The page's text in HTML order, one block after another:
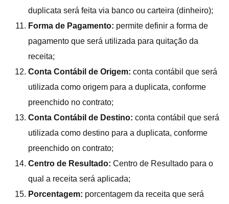
duplicata será feita via banco ou carteira (dinheiro);
Forma de Pagamento: permite definir a forma de
pagamento que será utilizada para quitação da
receita;
Conta Contábil de Origem: conta contábil que será
utilizada como origem para a duplicata, conforme
preenchido no contrato;
Conta Contábil de Destino: conta contábil que será
utilizada como destino para a duplicata, conforme
preenchido on contrato;
Centro de Resultado: Centro de Resultado para o
qual a receita será aplicada;
Porcentagem: porcentagem da receita que será